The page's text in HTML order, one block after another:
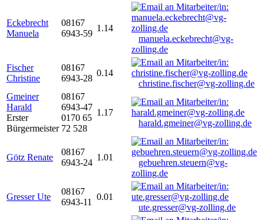
Eckebrecht
Manuela
08167
6943-59
1.14
manuela.eckebrecht@vg-
zolling.de
Fischer
Christine
08167
6943-28
0.14
christine.fischer@vg-zolling.de
Gmeiner
Harald
Erster
Bürgermeister
08167
6943-47
0170 65
72 528
1.17
harald.gmeiner@vg-zolling.de
Götz Renate
08167
6943-24
1.01
gebuehren.steuern@vg-
zolling.de
Gresser Ute
08167
6943-11
0.01
ute.gresser@vg-zolling.de